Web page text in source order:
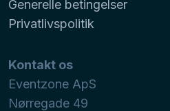
Generelle betingelser
Privatlivspolitik
Kontakt os
Eventzone ApS
Nørregade 49